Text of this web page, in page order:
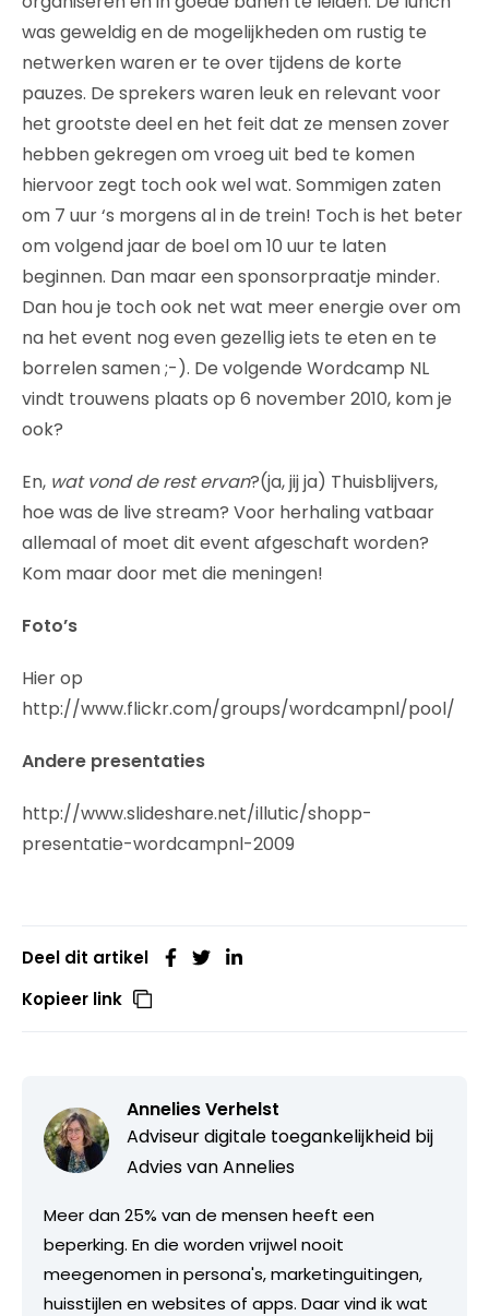
was geweldig en de mogelijkheden om rustig te
netwerken waren er te over tijdens de korte
pauzes. De sprekers waren leuk en relevant voor
het grootste deel en het feit dat ze mensen zover
hebben gekregen om vroeg uit bed te komen
hiervoor zegt toch ook wel wat. Sommigen zaten
om 7 uur ‘s morgens al in de trein! Toch is het beter
om volgend jaar de boel om 10 uur te laten
beginnen. Dan maar een sponsorpraatje minder.
Dan hou je toch ook net wat meer energie over om
na het event nog even gezellig iets te eten en te
borrelen samen ;-). De volgende Wordcamp NL
vindt trouwens plaats op 6 november 2010, kom je
ook?
En, wat vond de rest ervan?(ja, jij ja) Thuisblijvers,
hoe was de live stream? Voor herhaling vatbaar
allemaal of moet dit event afgeschaft worden?
Kom maar door met die meningen!
Foto’s
Hier op
http://www.flickr.com/groups/wordcampnl/pool/
Andere presentaties
http://www.slideshare.net/illutic/shopp-
presentatie-wordcampnl-2009
Deel dit artikel
Kopieer link
Annelies Verhelst
Adviseur digitale toegankelijkheid bij
Advies van Annelies
Meer dan 25% van de mensen heeft een
beperking. En die worden vrijwel nooit
meegenomen in persona's, marketinguitingen,
huisstijlen en websites of apps. Daar vind ik wat